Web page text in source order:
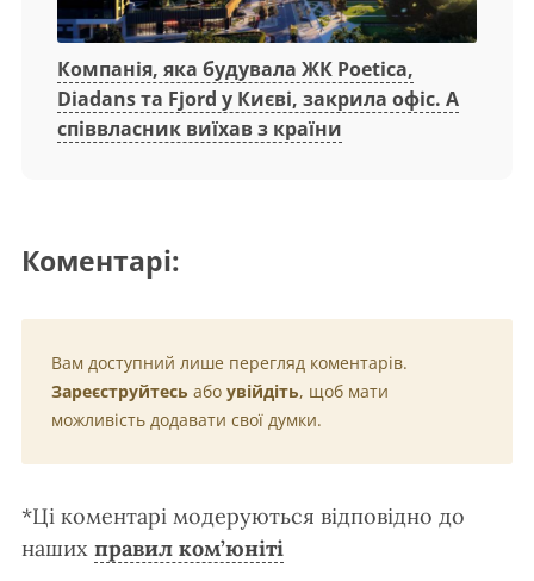
Компанія, яка будувала ЖК Poetica,
Diadans та Fjord у Києві, закрила офіс. А
співвласник виїхав з країни
Коментарі:
Вам доступний лише перегляд коментарів.
Зареєструйтесь або увійдіть, щоб мати
можливість додавати свої думки.
*Ці коментарі модеруються відповідно до
наших правил ком’юніті